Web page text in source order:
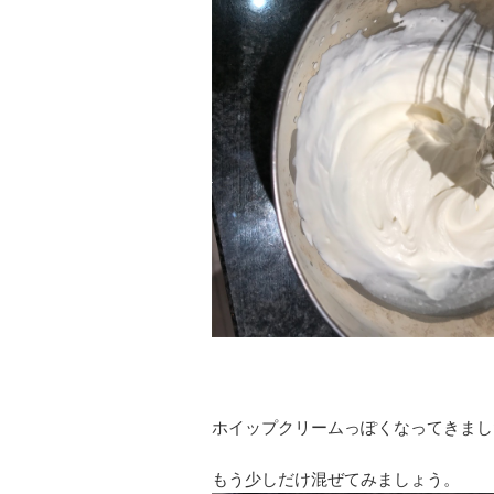
ホイップクリームっぽくなってきま
もう少しだけ混ぜてみましょう。